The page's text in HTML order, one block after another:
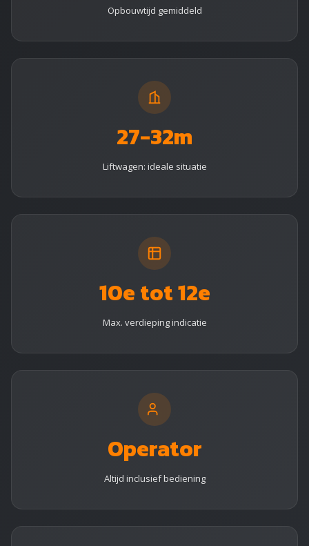
Opbouwtijd gemiddeld
27-32m
Liftwagen: ideale situatie
10e tot 12e
Max. verdieping indicatie
Operator
Altijd inclusief bediening